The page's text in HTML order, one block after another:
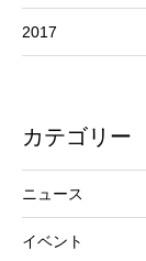
2017
カテゴリー
ニュース
イベント